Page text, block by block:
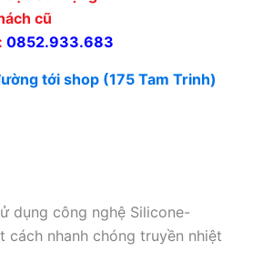
cũ
0852.933.683
tới shop (175 Tam Trinh)
dụng công nghệ Silicone-
nhanh chóng truyền nhiệt